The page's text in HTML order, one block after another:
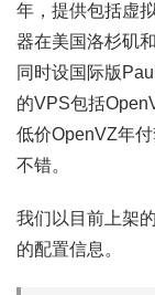
年，提供包括虚
器在美国洛杉矶
同时设国际版
的VPS包括
低价OpenVZ年
不错。
我们以目前上架
的配置信息。